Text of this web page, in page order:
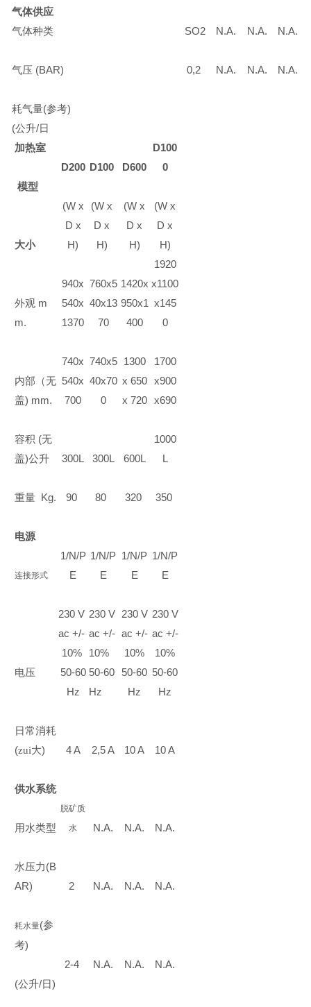
气体供应
气体种类
SO2 N.A. N.A. N.A.
气压 (BAR) 0,2 N.A. N.A. N.A.
耗气量(参考)
(公升/日
加热室
D200 D100 D600
D100
0
模型
大小
(W x
D x
H)
(W x
D x
H)
(W x
D x
H)
(W x
D x
H)
外观 m
m.
940x
540x
1370
760x5
40x13
70
1420x
950x1
400
1920
x1100
x145
0
内部（无
盖) mm.
740x
540x
700
740x5
40x70
0
1300
x 650
x 720
1700
x900
x690
容积 (无
盖)公升 300L 300L 600L
1000
L
重量 Kg. 90 80 320 350
电源
连接形式
1/N/P
E
1/N/P
E
1/N/P
E
1/N/P
E
电压
230 V
ac +/-
10%
230 V
ac +/-
10%
230 V
ac +/-
10%
230 V
ac +/-
10%
50-60
Hz
50-60
Hz
50-60
Hz
50-60
Hz
日常消耗
(zui大) 4 A 2,5 A 10 A 10 A
供水系统
用水类型
脱矿质
水
N.A. N.A. N.A.
水压力(B
AR)
2 N.A. N.A. N.A.
耗水量(参
考)
2-4
N.A. N.A.
N.A.
(公升/日)